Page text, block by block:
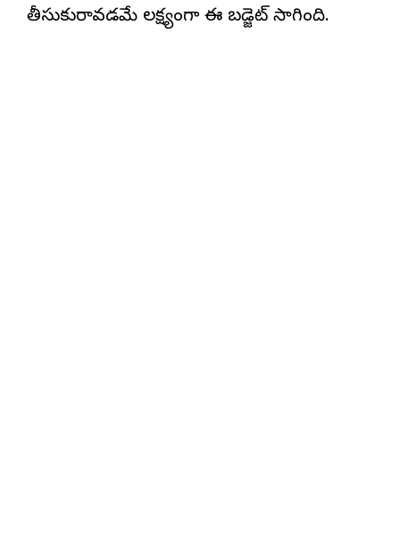
తీసుకురావడమే లక్ష్యంగా ఈ బడ్జెట్ సాగింది.